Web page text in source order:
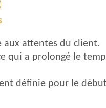
attentes du client.
a prolongé le
définie pour le